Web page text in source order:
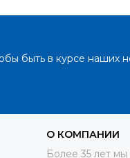
быть в курсе наших
О КОМПАНИИ
Более 35 лет мы